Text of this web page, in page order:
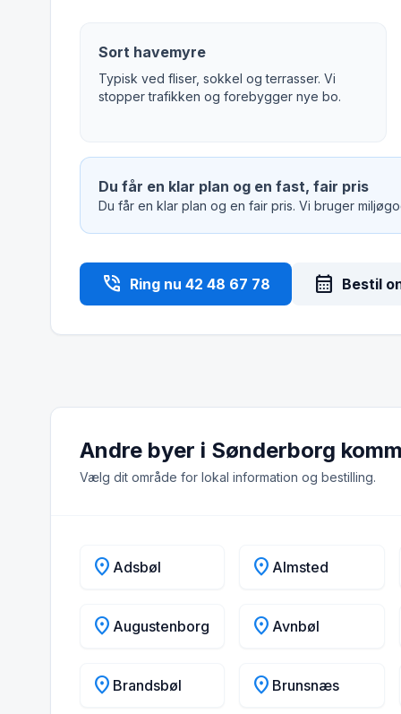
Sort havemyre
Typisk ved fliser, sokkel og terrasser. Vi
stopper trafikken og forebygger nye bo.
Du får en klar plan og en fast, fair pris
Du får en klar plan og en fair pris. Vi bruger
phone_in_talk Ring nu 42 48 67 78 calendar_month Bestil
Andre byer i Sønderborg
Vælg dit område for lokal information og bestilling.
location_on Adsbøl location_on Almsted
location_on Augustenborg location_on Avnbøl
location_on Brandsbøl location_on Brunsnæs